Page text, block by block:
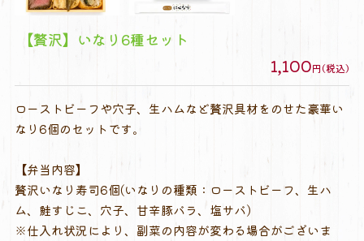
【贅沢】いなり6種セット
1,100円(税込)
ローストビーフや穴子、生ハムなど贅沢具材をのせた豪華い
なり6個のセットです。
【弁当内容】
贅沢いなり寿司6個(いなりの種類：ローストビーフ、生ハ
ム、鮭すじこ、穴子、甘辛豚バラ、塩サバ)
※仕入れ状況により、副菜の内容が変わる場合がございま